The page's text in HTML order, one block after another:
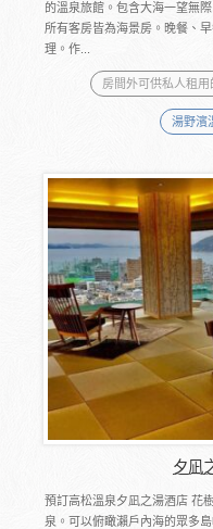
的溫泉旅館。包含大海一望無
所有客房皆為海景房。晚餐、
理。作...
房間外可供私人租用
湯野濱
夕凪
預訂高松溫泉夕凪之湯酒店 花
泉。可以俯瞰瀨戶內海的眾多